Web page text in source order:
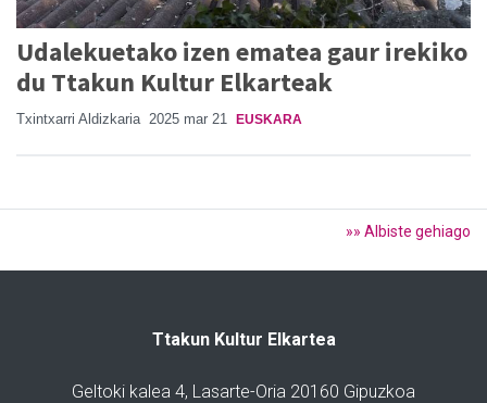
Udalekuetako izen ematea gaur irekiko
du Ttakun Kultur Elkarteak
Txintxarri Aldizkaria 2025 mar 21 EUSKARA
»» Albiste gehiago
Ttakun Kultur Elkartea
Geltoki kalea 4, Lasarte-Oria 20160 Gipuzkoa